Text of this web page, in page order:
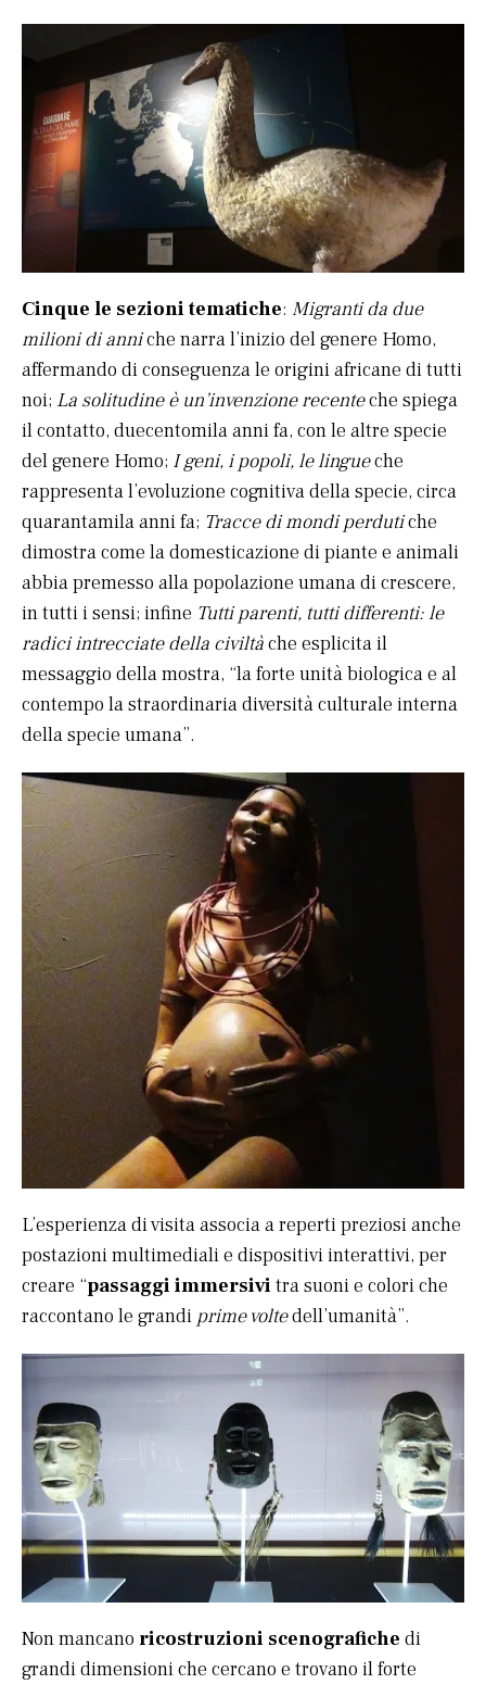
Cinque le sezioni tematiche: Migranti da due
milioni di anniche narra l’inizio del genere Homo,
affermando di conseguenza le origini africane di tutti
noi; La solitudine è un’invenzione recenteche spiega
il contatto, duecentomila anni fa, con le altre specie
del genere Homo; I geni, i popoli, le lingueche
rappresenta l’evoluzione cognitiva della specie, circa
quarantamila anni fa; Tracce di mondi perdutiche
dimostra come la domesticazione di piante e animali
abbia premesso alla popolazione umana di crescere,
in tutti i sensi; infine Tutti parenti, tutti differenti: le
radici intrecciate della civiltàche esplicita il
messaggio della mostra, “la forte unità biologica e al
contempo la straordinaria diversità culturale interna
della specie umana”.
L’esperienza di visita associa a reperti preziosi anche
postazioni multimediali e dispositivi interattivi, per
creare “passaggi immersivi tra suoni e colori che
raccontano le grandi prime voltedell’umanità”.
Non mancano ricostruzioni scenografiche di
grandi dimensioni che cercano e trovano il forte